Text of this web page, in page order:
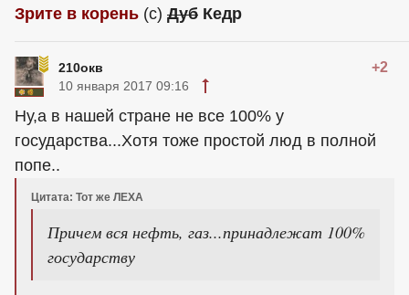
Зрите в корень (с) Дуб Кедр
210окв +2
10 января 2017 09:16
Ну,а в нашей стране не все 100% у
государства...Хотя тоже простой люд в полной
попе..
Цитата: Тот же ЛЕХА
Причем вся нефть, газ...принадлежат 100%
государству